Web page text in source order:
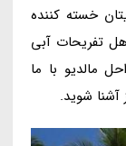
خسته کننده
تفریحات آبی
مالدیو با ما
شوید.